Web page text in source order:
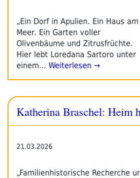
„Ein Dorf in Apulien. Ein Haus am
Meer. Ein Garten voller
Olivenbäume und Zitrusfrüchte.
Hier lebt Loredana Sartoro unter
einem… Weiterlesen →
Katherina Braschel: Heim
21.03.2026
„Familienhistorische Recherche